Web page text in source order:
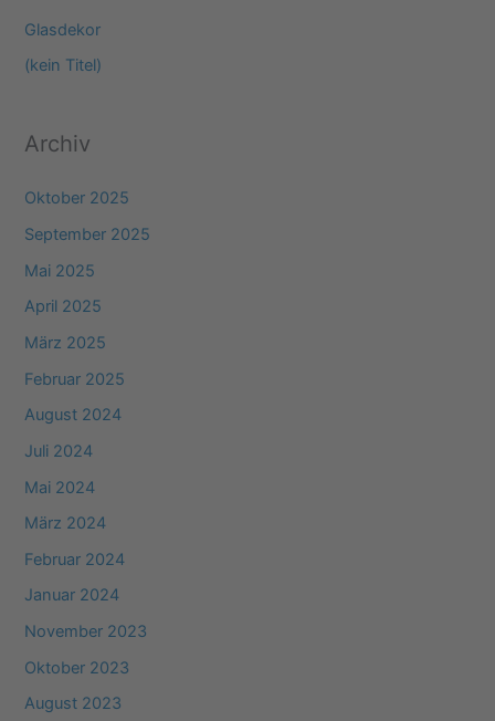
c
h
Glasdekor
(kein Titel)
Archiv
Oktober 2025
September 2025
Mai 2025
April 2025
März 2025
Februar 2025
August 2024
Juli 2024
Mai 2024
März 2024
Februar 2024
Januar 2024
November 2023
Oktober 2023
August 2023